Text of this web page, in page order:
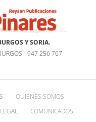
Y SORIA.
- 947 256 767
QUIÉNES SOMOS
COMUNICADOS